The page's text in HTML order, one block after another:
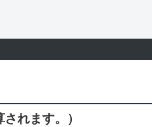
れます。）